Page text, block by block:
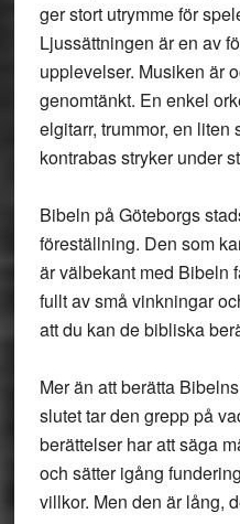
ger stort utrymme för
Ljussättningen är en av
upplevelser. Musiken är
genomtänkt. En enkel
elgitarr, trummor, en liten
kontrabas stryker under
Bibeln på Göteborgs
föreställning. Den som
är välbekant med Bibeln
fullt av små vinkningar
att du kan de bibliska
Mer än att berätta
slutet tar den grepp på
berättelser har att säga
och sätter igång
villkor. Men den är lång,